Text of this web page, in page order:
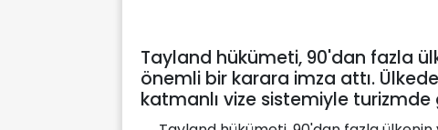
Tayland hükümeti, 90'dan fazla
önemli bir karara imza attı.
katmanlı vize sistemiyle